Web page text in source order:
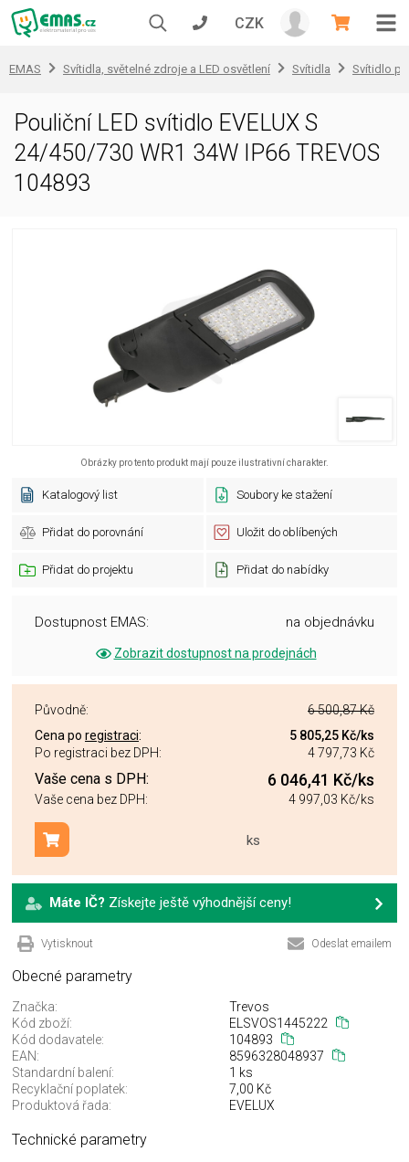
CZK
EMAS Svítidla, světelné zdroje a LED osvětlení Svítidla Svítidlo
Pouliční LED svítidlo EVELUX S
24/450/730 WR1 34W IP66 TREVOS
104893
Obrázky pro tento produkt mají pouze ilustrativní charakter.
Katalogový list Soubory ke stažení
Přidat do porovnání Uložit do oblíbených
Přidat do projektu Přidat do nabídky
Dostupnost EMAS: na objednávku
Zobrazit dostupnost na prodejnách
Původně:
6 500,87 Kč
Cena po registraci: 5 805,25 Kč/ks
Po registraci bez DPH:
4 797,73 Kč
Vaše cena s DPH: 6 046,41 Kč/ks
Vaše cena bez DPH: 4 997,03 Kč/ks
ks
Přidat do košíku
Máte IČ? Získejte ještě výhodnější ceny!
Vytisknout Odeslat emailem
Obecné parametry
Značka:
Trevos
Kód zboží:
ELSVOS1445222
Kód dodavatele:
104893
EAN:
8596328048937
Standardní balení:
1 ks
Recyklační poplatek:
7,00 Kč
Produktová řada:
EVELUX
Technické parametry